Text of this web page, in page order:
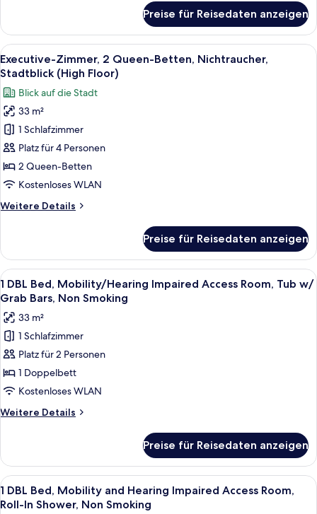
Zimmer,
2 Queen-
Betten,
Nichtraucher
Floor)
Preise für Reisedaten anzeigen
Alle
Fotos
für
Executive-
Zimmer,
2 Queen-
Betten,
Nichtraucher,
Stadtblick
Floor)
Ein Hotelzimmer mit zwei Betten,
5
Executive-Zimmer, 2 Queen-Betten, Nichtraucher,
Stadtblick (High Floor)
Blick auf die Stadt
33 m²
1 Schlafzimmer
Platz für 4 Personen
2 Queen-Betten
Kostenloses WLAN
Weitere Details
Weitere
Zimmer,
2 Queen-
Betten,
Nichtraucher,
(High
Floor)
Preise für Reisedaten anzeigen
Alle
Fotos
für
1
DBL
Bed,
Mobility/Hearing
Impaired
Access
Room,
w/
Grab
Bars,
Non
Ein Hotelzimmer mit einem großen
5
1 DBL Bed, Mobility/Hearing Impaired Access Room, Tub w/
Grab Bars, Non Smoking
33 m²
1 Schlafzimmer
Platz für 2 Personen
1 Doppelbett
Kostenloses WLAN
Weitere Details
Weitere
DBL
Bed,
Mobility/Hearing
Impaired
Preise für Reisedaten anzeigen
Alle
Fotos
Ein Hotelzimmer mit einem großen
5
1 DBL Bed, Mobility and Hearing Impaired Access Room,
Roll-In Shower, Non Smoking